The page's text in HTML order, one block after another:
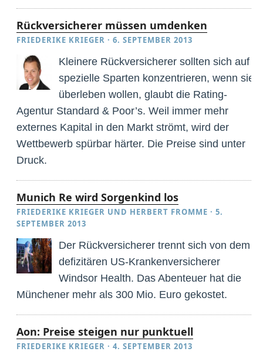
Rückversicherer müssen umdenken
FRIEDERIKE KRIEGER ·6. SEPTEMBER 2013
Kleinere Rückversicherer sollten sich auf
spezielle Sparten konzentrieren, wenn sie
überleben wollen, glaubt die Rating-
Agentur Standard & Poor’s. Weil immer mehr
externes Kapital in den Markt strömt, wird der
Wettbewerb spürbar härter. Die Preise sind unter
Druck.
Munich Re wird Sorgenkind los
FRIEDERIKE KRIEGER UND HERBERT FROMME ·5.
SEPTEMBER 2013
Der Rückversicherer trennt sich von dem
defizitären US-Krankenversicherer
Windsor Health. Das Abenteuer hat die
Münchener mehr als 300 Mio. Euro gekostet.
Aon: Preise steigen nur punktuell
FRIEDERIKE KRIEGER ·4. SEPTEMBER 2013